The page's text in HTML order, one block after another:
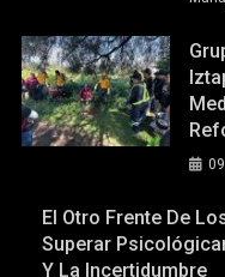
El Otro Frente De
Superar
Y La Incertidumbre